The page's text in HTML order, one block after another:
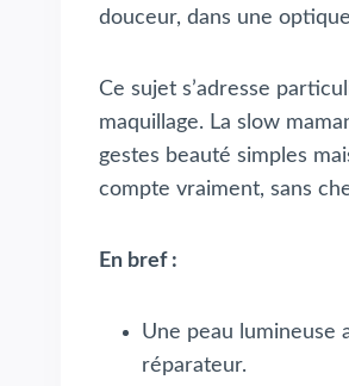
douceur, dans une
Ce sujet s’adresse
maquillage. La slow
gestes beauté simples
compte vraiment, sans
En bref :
Une peau lumineuse
réparateur.